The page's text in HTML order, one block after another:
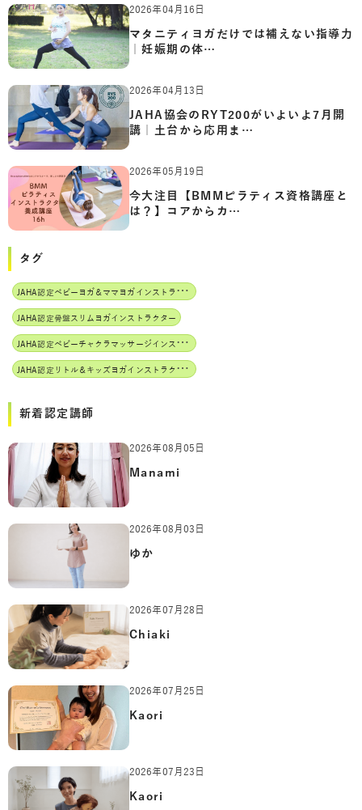
2026年04月16日
マタニティヨガだけでは補えない指導力
｜妊娠期の体…
2026年04月13日
JAHA協会のRYT200がいよいよ7月開
講｜土台から応用ま…
2026年05月19日
今大注目【BMMピラティス資格講座と
は？】コアからカ…
タグ
J
AHA認定ベビーヨガ＆ママヨガインストラクター
JAHA認定骨盤スリムヨガインストラクター
J
AHA認定ベビーチャクラマッサージインストラクター
J
AHA認定リトル＆キッズヨガインストラクター
新着認定講師
2026年08月05日
Manami
2026年08月03日
ゆか
2026年07月28日
Chiaki
2026年07月25日
Kaori
2026年07月23日
Kaori